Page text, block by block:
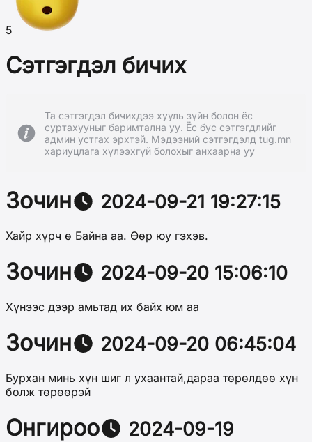
5
Сэтгэгдэл бичих
Та сэтгэгдэл бичихдээ хууль зүйн болон ёс
суртахууныг баримтална уу. Ёс бус сэтгэгдлийг
админ устгах эрхтэй. Мэдээний сэтгэгдэлд tug.mn
хариуцлага хүлээхгүй болохыг анхаарна уу
Зочин 2024-09-21 19:27:15
Хайр хүрч ө Байна аа. Өөр юу гэхэв.
Зочин 2024-09-20 15:06:10
Хүнээс дээр амьтад их байх юм аа
Зочин 2024-09-20 06:45:04
Бурхан минь хүн шиг л ухаантай,дараа төрөлдөө хүн
болж төрөөрэй
Онгироо
2024-09-19